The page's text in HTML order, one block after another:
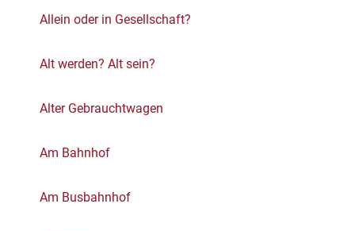
Allein oder in Gesellschaft?
Alt werden? Alt sein?
Alter Gebrauchtwagen
Am Bahnhof
Am Busbahnhof